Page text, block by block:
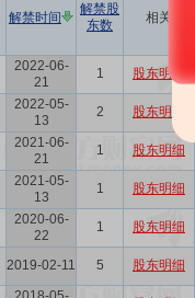
解禁时间
解禁股
东数
相关
2022-06-
21
1 股东明细
2022-05-
13
2 股东明细
2021-06-
21
1 股东明细
2021-05-
13
1 股东明细
2020-06-
22
1 股东明细
2019-02-11 5 股东明细